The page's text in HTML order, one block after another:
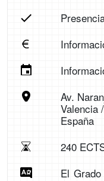
Av.
Valencia
España
240
El